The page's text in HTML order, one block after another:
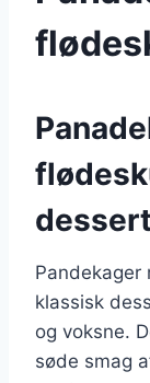
Pandekager
klassisk
og voksne.
søde smag